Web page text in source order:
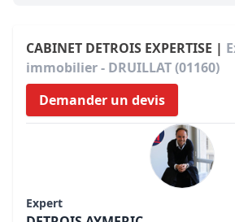
CABINET DETROIS EXPERTISE |
immobilier - DRUILLAT (01160)
Demander un devis
Expert